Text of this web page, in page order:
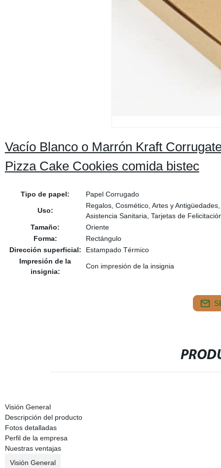
Vacío Blanco o Marrón Kraft
Pizza Cake Cookies comida bistec
Tipo de papel: Papel Corrugado
Uso:
Regalos, Cosmético, Artes y
Asistencia Sanitaria, Tarjetas de
Tamaño:
Oriente
Forma:
Rectángulo
Dirección superficial:
Estampado Térmico
Impresión de la
insignia:
Con impresión de la insignia
Visión General
Descripción del producto
Fotos detalladas
Perfil de la empresa
Nuestras ventajas
Visión General